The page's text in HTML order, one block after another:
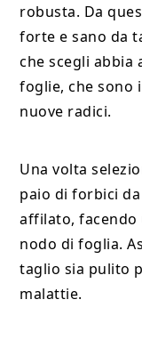
robusta. Da
forte e sano da
che scegli
foglie, che sono
nuove radici.
Una volta
paio di forbici
affilato,
nodo di foglia.
taglio sia pulito
malattie.